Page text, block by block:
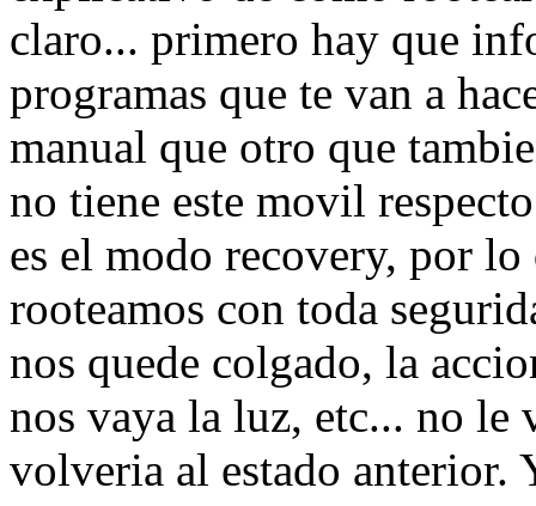
claro... primero hay que
programas que te van a
manual que otro que
no tiene este movil
es el modo recovery, por
rooteamos con toda
nos quede colgado, la
nos vaya la luz, etc... no le
volveria al estado anterior.